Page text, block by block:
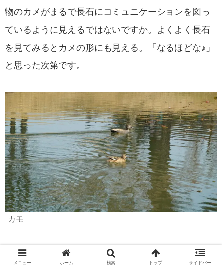
物のカメがまるで長石にコミュニケーションを図っ
ているように見えるではないですか。よくよく長石
を見てみるとカメの形にも見える。「なるほどな♪」
と思った次第です。
カモ
池の中にはカモが自由気ままに泳いでおり、気持ち
メニュー ホーム 検索 トップ サイドバー